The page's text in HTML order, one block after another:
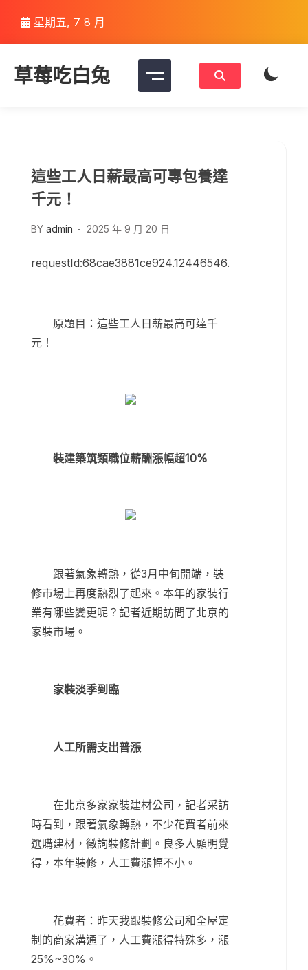
content
星期五, 7 8 月
草莓吃白兔
這些工人日薪最高可專包養達
千元！
BY admin 2025 年 9 月 20 日
requestId:68cae3881ce924.12446546.
原題目：這些工人日薪最高可達千
元！
裝建築筑類職位薪酬漲幅超10%
跟著氣象轉熱，從3月中旬開端，裝
修市場上再度熱烈了起來。本年的家裝行
業有哪些變更呢？記者近期訪問了北京的
家裝市場。
家裝淡季到臨
人工所需支出普漲
在北京多家家裝建材公司，記者采訪
時看到，跟著氣象轉熱，不少花費者前來
選購建材，徵詢裝修計劃。良多人顯明覺
得，本年裝修，人工費漲幅不小。
花費者：昨天我跟裝修公司和全屋定
制的商家溝通了，人工費漲得特殊多，漲
25%~30%。